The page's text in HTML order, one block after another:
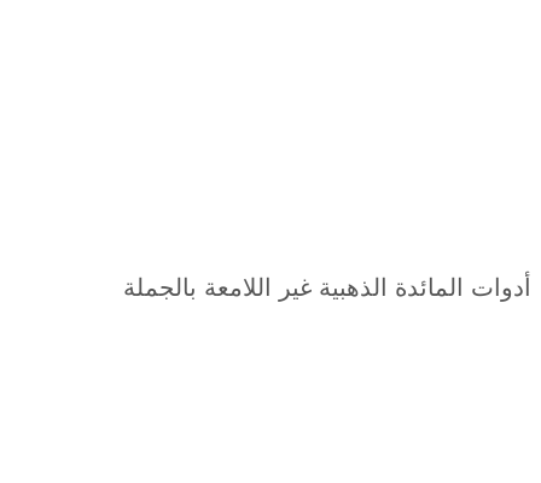
المائدة الذهبية غير اللامعة بالجملة